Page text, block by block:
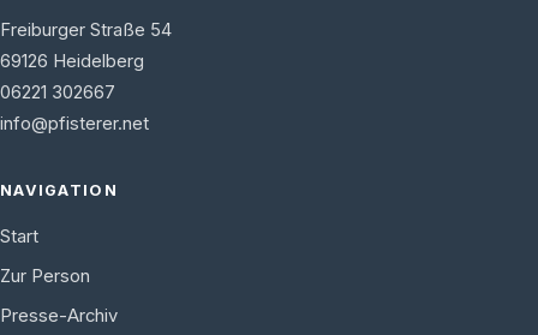
Freiburger Straße 54
69126 Heidelberg
06221 302667
info@pfisterer.net
NAVIGATION
Start
Zur Person
Presse-Archiv